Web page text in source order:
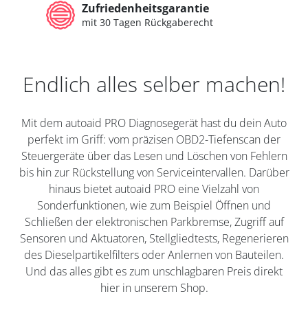
Zufriedenheitsgarantie
mit 30 Tagen Rückgaberecht
Endlich alles selber machen!
Mit dem autoaid PRO Diagnosegerät hast du dein Auto
perfekt im Griff: vom präzisen OBD2-Tiefenscan der
Steuergeräte über das Lesen und Löschen von Fehlern
bis hin zur Rückstellung von Serviceintervallen. Darüber
hinaus bietet autoaid PRO eine Vielzahl von
Sonderfunktionen, wie zum Beispiel Öffnen und
Schließen der elektronischen Parkbremse, Zugriff auf
Sensoren und Aktuatoren, Stellgliedtests, Regenerieren
des Dieselpartikelfilters oder Anlernen von Bauteilen.
Und das alles gibt es zum unschlagbaren Preis direkt
hier in unserem Shop.